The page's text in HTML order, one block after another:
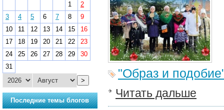
"Образ и
Читать дальше
1
2
3
4 5 6 7 8
9
10
11 12 13 14 15
16
17
18 19 20 21 22
23
24
25 26 27 28 29
30
31
>
Последние темы блогов